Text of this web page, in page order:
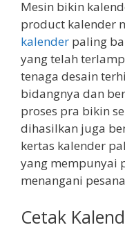
Mesin bikin
product kalender
kalender paling
yang telah
tenaga desain
bidangnya dan
proses pra bikin
dihasilkan juga
kertas kalender
yang mempunyai
menangani
Cetak